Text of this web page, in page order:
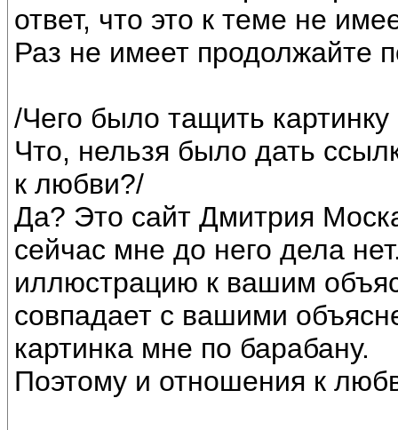
ответ, что это к теме не
Раз не имеет продолжайте
/Чего было тащить
Что, нельзя было дать
к любви?/
Да? Это сайт Дмитрия
сейчас мне до него дела
иллюстрацию к вашим
совпадает с вашими
картинка мне по барабану.
Поэтому и отношения к